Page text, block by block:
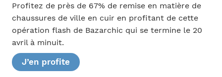
Profitez de près de 67% de remise en matière de
chaussures de ville en cuir en profitant de cette
opération flash de Bazarchic qui se termine le 20
avril à minuit.
J’en profite